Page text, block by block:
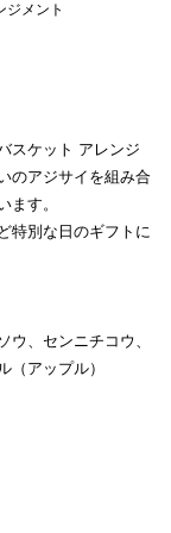
ジメント
スケット アレンジ
のアジサイを組み合
ます。
特別な日のギフトに
、センニチコウ、
（アップル）